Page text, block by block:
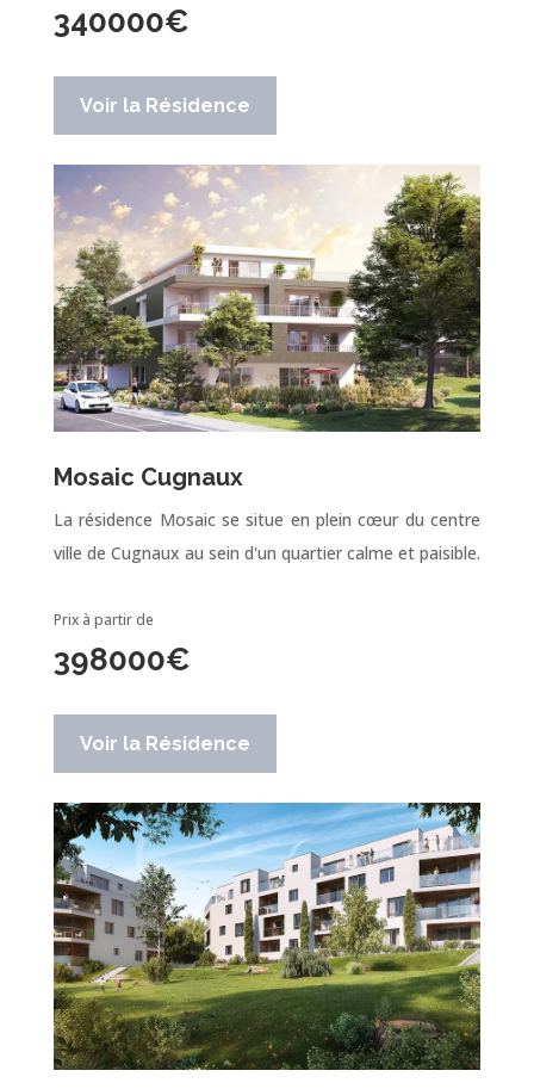
340000€
Voir la Résidence
Mosaic Cugnaux
La résidence Mosaic se situe en plein cœur du centre
ville de Cugnaux au sein d'un quartier calme et paisible.
Prix à partir de
398000€
Voir la Résidence